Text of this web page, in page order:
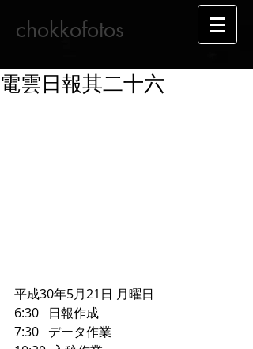
chokkofotos
電雲日報其二十六
平成30年5月21日 月曜日
6:30   日報作成
7:30   データ作業